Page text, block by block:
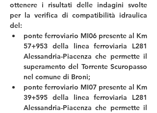
ottenere i risultati delle indagini svolte
per la verifica di compatibilità idraulica
del:
ponte ferroviario MI06 presente al Km
57+953 della linea ferroviaria L281
Alessandria-Piacenza che permette il
superamento del Torrente Scuropasso
nel comune di Broni;
ponte ferroviario MI07 presente al Km
39+595 della linea ferroviaria L281
Alessandria-Piacenza che permette il